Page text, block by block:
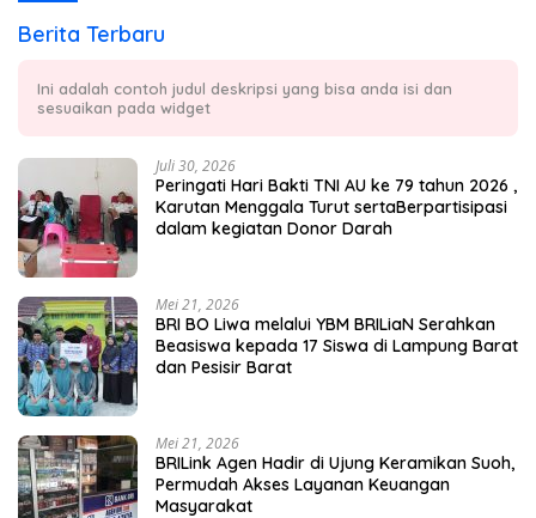
Berita Terbaru
Ini adalah contoh judul deskripsi yang bisa anda isi dan
sesuaikan pada widget
Juli 30, 2026
Peringati Hari Bakti TNI AU ke 79 tahun 2026 ,
Karutan Menggala Turut sertaBerpartisipasi
dalam kegiatan Donor Darah
Mei 21, 2026
BRI BO Liwa melalui YBM BRILiaN Serahkan
Beasiswa kepada 17 Siswa di Lampung Barat
dan Pesisir Barat
Mei 21, 2026
BRILink Agen Hadir di Ujung Keramikan Suoh,
Permudah Akses Layanan Keuangan
Masyarakat